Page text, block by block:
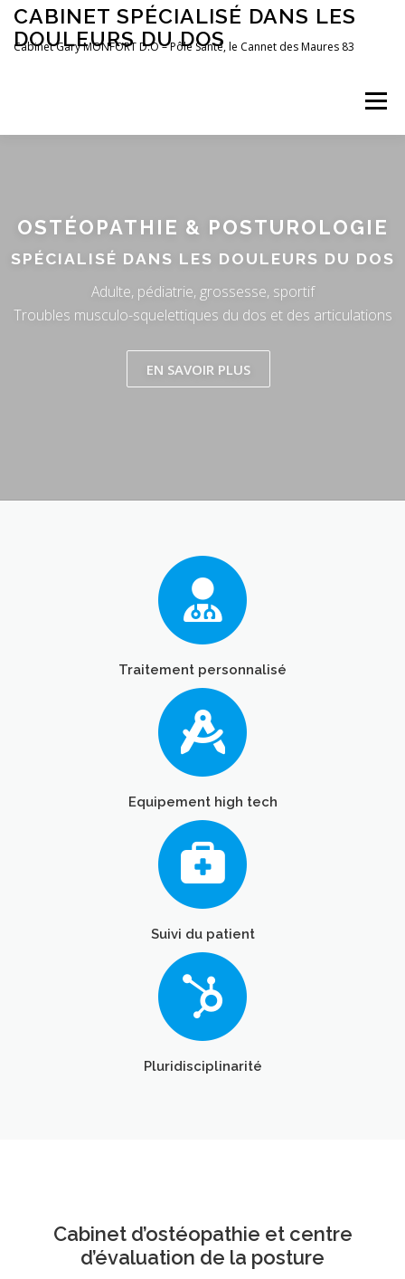
Aller
contenu
CABINET SPÉCIALISÉ DANS LES
DOULEURS DU DOS
Cabinet Gary MONFORT D.O – Pôle Santé, le Cannet des Maures 83
Menu
PRÉFÉRENCES MOTRICES PRENDRE RDV BLOG
OSTÉOPATHIE & POSTUROLOGIE
SPÉCIALISÉ DANS LES DOULEURS DU DOS
Adulte, pédiatrie, grossesse, sportif
Troubles musculo-squelettiques du dos et des articulations
EN SAVOIR PLUS
Traitement personnalisé
Equipement high tech
Suivi du patient
Pluridisciplinarité
Cabinet d’ostéopathie et centre
d’évaluation de la posture